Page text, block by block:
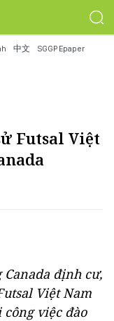
中文 SGGP Epaper
Futsal Việt
Canada định cư,
Việt Nam
việc đào